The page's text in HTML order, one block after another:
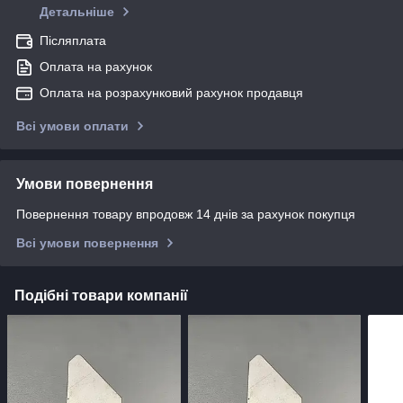
Детальніше
Післяплата
Оплата на рахунок
Оплата на розрахунковий рахунок продавця
Всі умови оплати
Умови повернення
Повернення товару впродовж 14 днів за рахунок покупця
Всі умови повернення
Подібні товари компанії